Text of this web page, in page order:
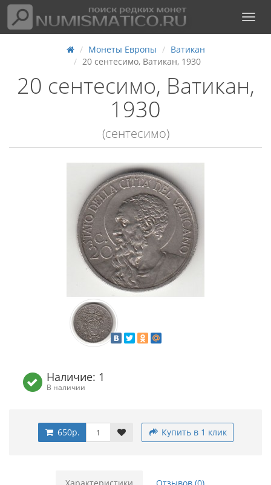
Монеты Европы
Ватикан
20 сентесимо, Ватикан, 1930
20 сентесимо, Ватикан,
1930
(сентесимо)
Наличие: 1
В наличии
650р. Купить в 1 клик